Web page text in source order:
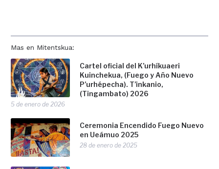
Mas en Mitentskua:
Cartel oficial del K’urhíkuaeri
Kuinchekua, (Fuego y Año Nuevo
P’urhépecha). T’inkanio,
(Tingambato) 2026
5 de enero de 2026
Ceremonia Encendido Fuego Nuevo
en Ueámuo 2025
28 de enero de 2025